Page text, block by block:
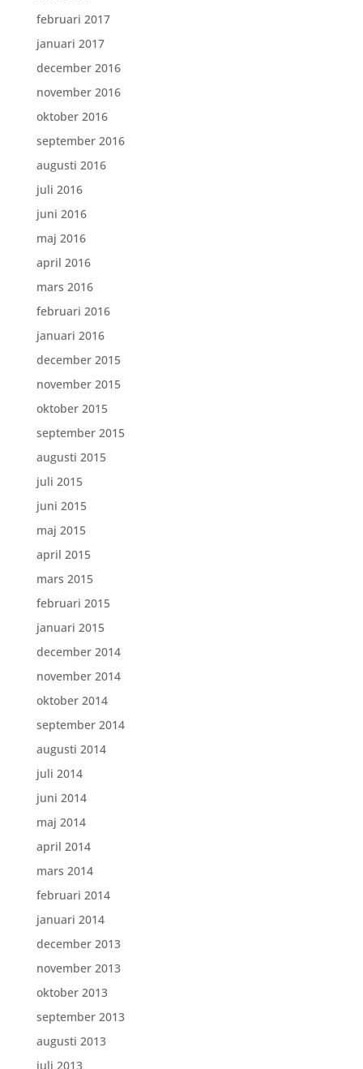
februari 2017
januari 2017
december 2016
november 2016
oktober 2016
september 2016
augusti 2016
juli 2016
juni 2016
maj 2016
april 2016
mars 2016
februari 2016
januari 2016
december 2015
november 2015
oktober 2015
september 2015
augusti 2015
juli 2015
juni 2015
maj 2015
april 2015
mars 2015
februari 2015
januari 2015
december 2014
november 2014
oktober 2014
september 2014
augusti 2014
juli 2014
juni 2014
maj 2014
april 2014
mars 2014
februari 2014
januari 2014
december 2013
november 2013
oktober 2013
september 2013
augusti 2013
juli 2013